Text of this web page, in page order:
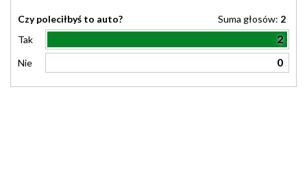
Czy poleciłbyś to auto? Suma głosów: 2
Tak
2
Nie 0